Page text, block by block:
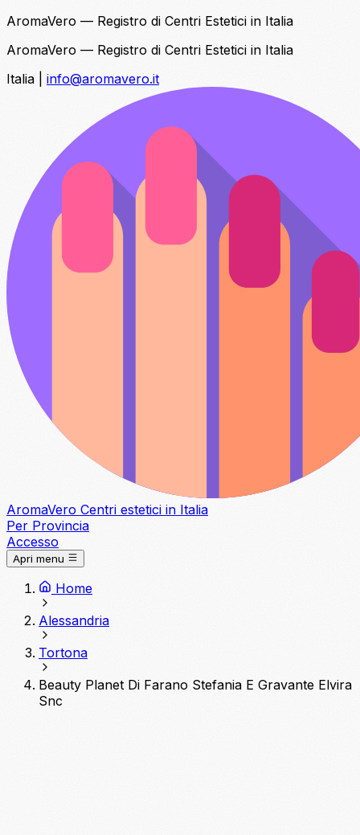
AromaVero — Registro di Centri Estetici in Italia
AromaVero — Registro di Centri Estetici in Italia
Italia
info@aromavero.it
AromaVero Centri estetici in Italia
Per Provincia
Accesso
Apri menu
Home
Alessandria
Tortona
Beauty Planet Di Farano Stefania E Gravante Elvira
Snc